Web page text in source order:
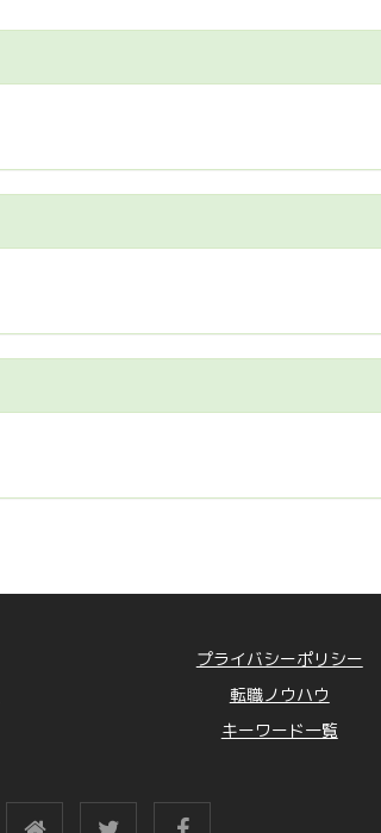
プライバシーポリシー
転職ノウハウ
キーワード一覧